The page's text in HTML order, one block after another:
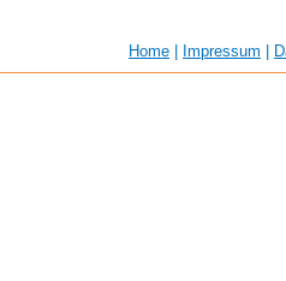
Home Impressum